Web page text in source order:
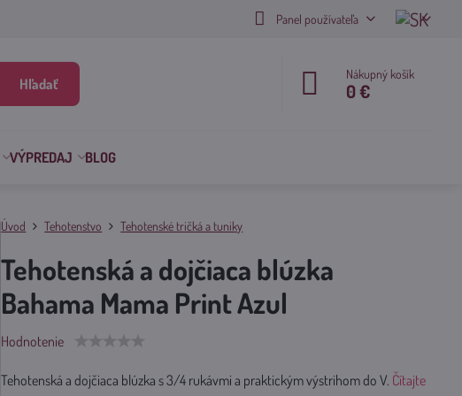
Panel používateľa
Hľadať
Nákupný košík
0 €
VÝPREDAJ BLOG
Úvod Tehotenstvo Tehotenské tričká a tuniky
Tehotenská a dojčiaca blúzka
Bahama Mama Print Azul
Hodnotenie
Tehotenská a dojčiaca blúzka s 3/4 rukávmi a praktickým výstrihom do V. Čítajte